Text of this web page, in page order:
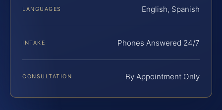
LANGUAGES English, Spanish
INTAKE Phones Answered 24/7
CONSULTATION By Appointment Only